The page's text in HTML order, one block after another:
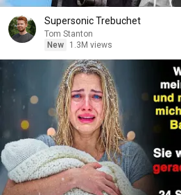
Supersonic Trebuchet
Tom Stanton
New
1.3M views